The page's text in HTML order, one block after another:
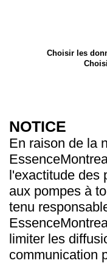
Choisir les
NOTICE
En raison de la
l'exactitude des
aux pompes à
tenu
limiter les
communication